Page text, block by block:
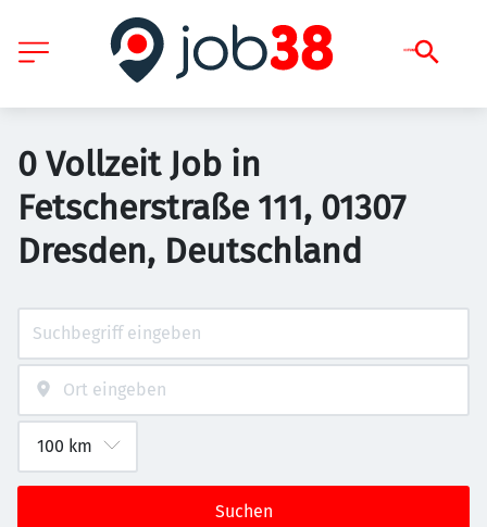
0 Vollzeit Job in
Fetscherstraße 111, 01307
Dresden, Deutschland
Suchen